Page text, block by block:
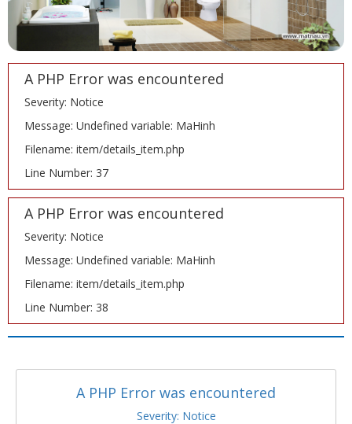
A PHP Error was encountered
Severity: Notice
Message: Undefined variable: MaHinh
Filename: item/details_item.php
Line Number: 37
A PHP Error was encountered
Severity: Notice
Message: Undefined variable: MaHinh
Filename: item/details_item.php
Line Number: 38
A PHP Error was encountered
Severity: Notice